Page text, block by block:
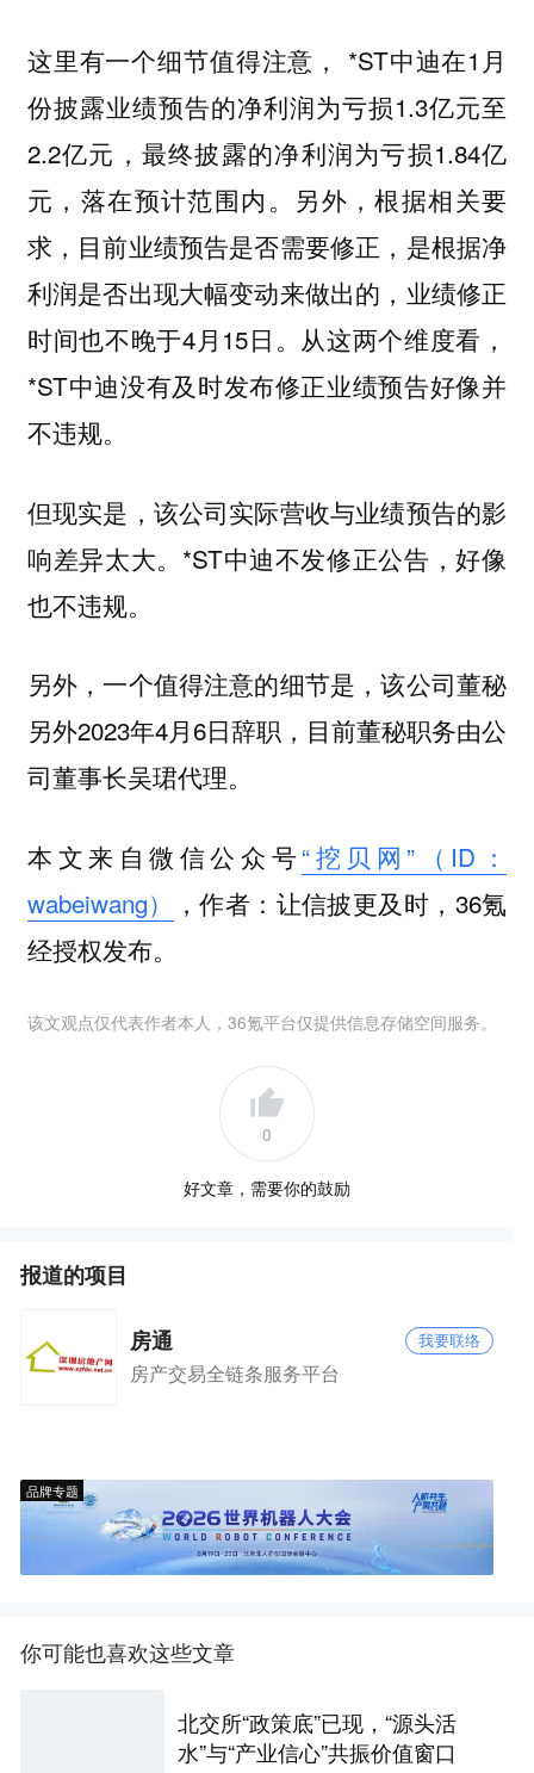
这里有一个细节值得注意， *ST中迪在1月
份披露业绩预告的净利润为亏损1.3亿元至
2.2亿元，最终披露的净利润为亏损1.84亿
元，落在预计范围内。另外，根据相关要
求，目前业绩预告是否需要修正，是根据净
利润是否出现大幅变动来做出的，业绩修正
时间也不晚于4月15日。从这两个维度看，
*ST中迪没有及时发布修正业绩预告好像并
不违规。
但现实是，该公司实际营收与业绩预告的影
响差异太大。*ST中迪不发修正公告，好像
也不违规。
另外，一个值得注意的细节是，该公司董秘
另外2023年4月6日辞职，目前董秘职务由公
司董事长吴珺代理。
本文来自微信公众号“挖贝网”（ID：
wabeiwang）
，作者：让信披更及时，36氪
经授权发布。
该文观点仅代表作者本人，36氪平台仅提供信息存储空间服务。
0
好文章，需要你的鼓励
报道的项目
房通 我要联络
房产交易全链条服务平台
品牌专题
你可能也喜欢这些文章
北交所“政策底”已现，“源头活
水”与“产业信心”共振价值窗口